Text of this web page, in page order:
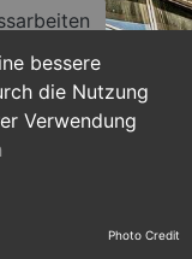
bessere
die Nutzung
Verwendung
Photo Credit